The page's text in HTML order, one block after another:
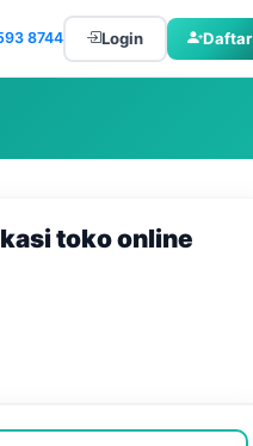
8744 Login Daftar
toko online